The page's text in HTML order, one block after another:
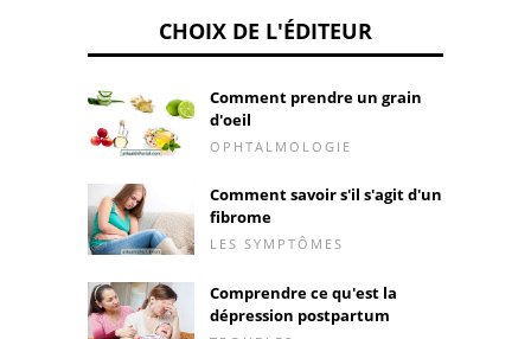
CHOIX DE L'ÉDITEUR
Comment prendre un grain
d'oeil
OPHTALMOLOGIE
Comment savoir s'il s'agit d'un
fibrome
LES SYMPTÔMES
Comprendre ce qu'est la
dépression postpartum